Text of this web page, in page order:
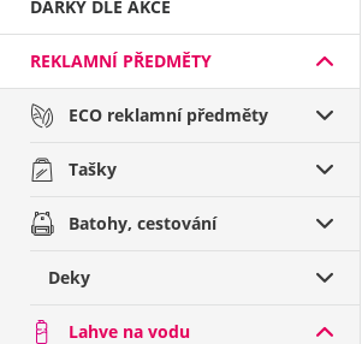
DÁRKY DLE AKCE
REKLAMNÍ PŘEDMĚTY
ECO reklamní předměty
Tašky
Batohy, cestování
Deky
Lahve na vodu